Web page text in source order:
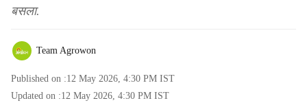
बसला.
Team Agrowon
Published on :12 May 2026, 4:30 PM IST
Updated on :12 May 2026, 4:30 PM IST